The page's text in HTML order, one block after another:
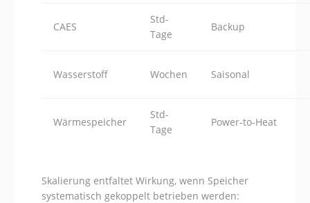
CAES
Std-
Tage
Backup
Wasserstoff Wochen Saisonal
Wärmespeicher
Std-
Tage
Power‑to‑Heat
Skalierung entfaltet Wirkung, wenn Speicher
systematisch gekoppelt betrieben werden: